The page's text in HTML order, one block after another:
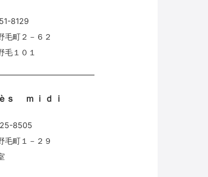
8129
毛町２－６２
毛１０１
èｓ ｍｉｄｉ
8505
毛町１－２９